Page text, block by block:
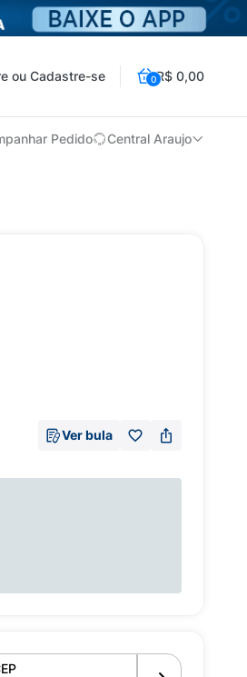
ou Cadastre-se 0R$ 0,00
Pedido Central Araujo
Ver bula